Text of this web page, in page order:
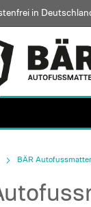
in
BÄR